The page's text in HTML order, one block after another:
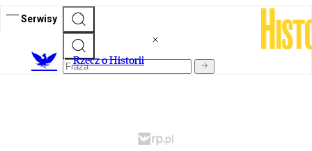
Serwisy
Rzecz o Historii